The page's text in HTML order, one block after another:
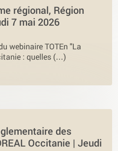
régional, Région
7 mai 2026
webinaire TOTEn "La
: quelles (…)
des
Occitanie | Jeudi